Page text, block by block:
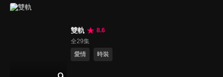
雙軌
8.6
全29集
愛情
時裝